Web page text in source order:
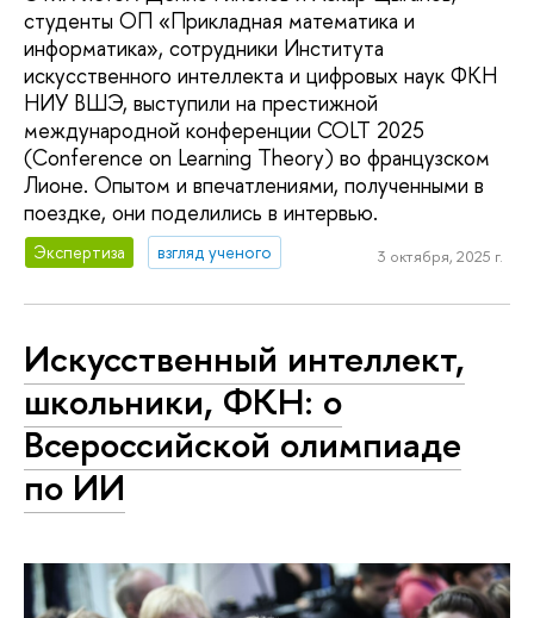
студенты ОП «Прикладная математика и
информатика», сотрудники Института
искусственного интеллекта и цифровых наук ФКН
НИУ ВШЭ, выступили на престижной
международной конференции COLT 2025
(Conference on Learning Theory) во французском
Лионе. Опытом и впечатлениями, полученными в
поездке, они поделились в интервью.
Экспертиза взгляд ученого 3 октября, 2025 г.
Искусственный интеллект,
школьники, ФКН: о
Всероссийской олимпиаде
по ИИ